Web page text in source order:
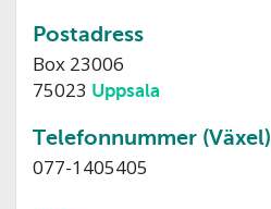
Postadress
Box 23006
75023 Uppsala
Telefonnummer (Växel)
077-1405405